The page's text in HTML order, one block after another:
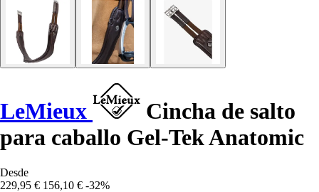
LeMieux
Cincha de salto
para caballo Gel-Tek Anatomic
Desde
229,95 € 156,10 € -32%